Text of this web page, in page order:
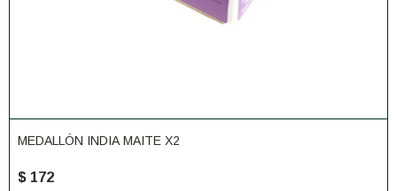
MEDALLÓN INDIA MAITE X2
$ 172